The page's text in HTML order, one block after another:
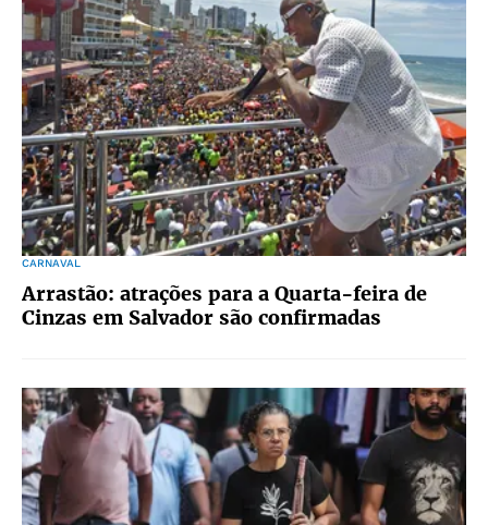
CARNAVAL
Arrastão: atrações para a Quarta-feira de
Cinzas em Salvador são confirmadas